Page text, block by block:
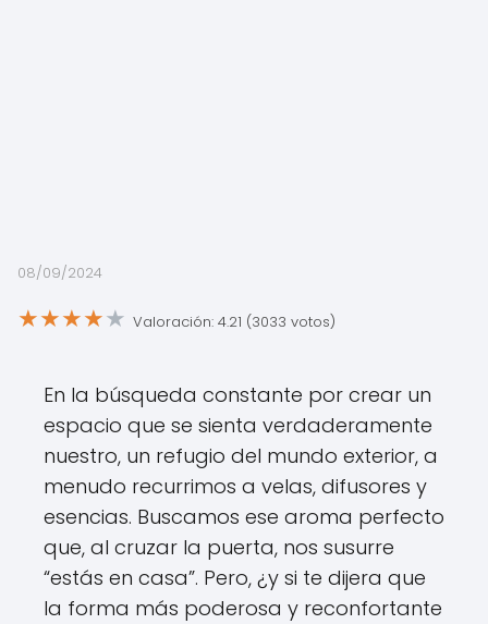
08/09/2024
★★★★★ Valoración: 4.21 (3033 votos)
En la búsqueda constante por crear un
espacio que se sienta verdaderamente
nuestro, un refugio del mundo exterior, a
menudo recurrimos a velas, difusores y
esencias. Buscamos ese aroma perfecto
que, al cruzar la puerta, nos susurre
“estás en casa”. Pero, ¿y si te dijera que
la forma más poderosa y reconfortante